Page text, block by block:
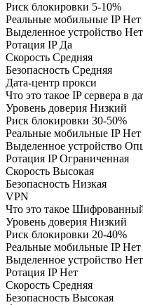
Риск блокировки 5-10%
Реальные мобильные IPНет
Выделенное устройство Нет
Ротация IPДа
Скорость Средняя
Безопасность Средняя
Дата-центр прокси
Что это такое IP сервера в
Уровень доверия Низкий
Риск блокировки 30-50%
Реальные мобильные IPНет
Выделенное устройство
Ротация IPОграниченная
Скорость Высокая
Безопасность Низкая
VPN
Что это такое Шифрованный
Уровень доверия Низкий
Риск блокировки 20-40%
Реальные мобильные IPНет
Выделенное устройство Нет
Ротация IPНет
Скорость Средняя
Безопасность Высокая